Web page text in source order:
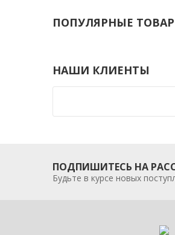
ПОПУЛЯРНЫЕ
НАШИ КЛИЕНТЫ
ПОДПИШИТЕСЬ НА
Будьте в курсе новых